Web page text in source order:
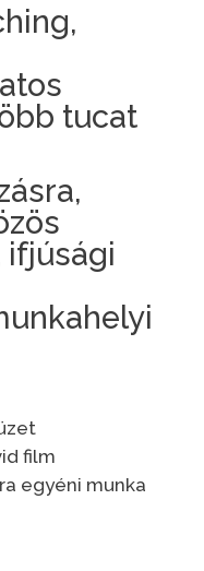
tucat
ifjúsági
film
egyéni munka